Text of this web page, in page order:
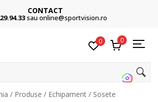
CONTACT
sau online@sportvision.ro
0 0
Produse Echipament
Sosete